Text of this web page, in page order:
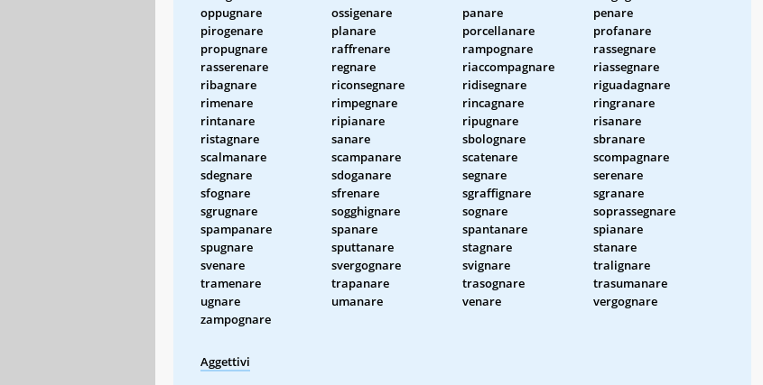
oppugnare
ossigenare panare
penare
pirogenare
planare porcellanare
profanare
propugnare
raffrenare rampognare
rassegnare
rasserenare
regnare riaccompagnare
riassegnare
ribagnare
riconsegnare ridisegnare
riguadagnare
rimenare
rimpegnare rincagnare
ringranare
rintanare
ripianare ripugnare
risanare
ristagnare
sanare sbolognare
sbranare
scalmanare
scampanare scatenare
scompagnare
sdegnare
sdoganare segnare
serenare
sfognare
sfrenare sgraffignare
sgranare
sgrugnare
sogghignare sognare
soprassegnare
spampanare
spanare spantanare
spianare
spugnare
sputtanare stagnare
stanare
svenare
svergognare svignare
tralignare
tramenare
trapanare trasognare
trasumanare
ugnare
umanare venare
vergognare
zampognare
Aggettivi